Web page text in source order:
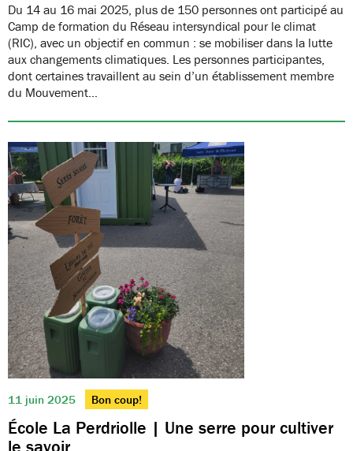
Du 14 au 16 mai 2025, plus de 150 personnes ont participé au
Camp de formation du Réseau intersyndical pour le climat
(RIC), avec un objectif en commun : se mobiliser dans la lutte
aux changements climatiques. Les personnes participantes,
dont certaines travaillent au sein d’un établissement membre
du Mouvement…
11 juin 2025 Bon coup!
École La Perdriolle | Une serre pour cultiver
le savoir